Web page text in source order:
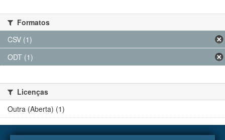
Formatos
CSV (1)
ODT (1)
Licenças
Outra (Aberta) (1)